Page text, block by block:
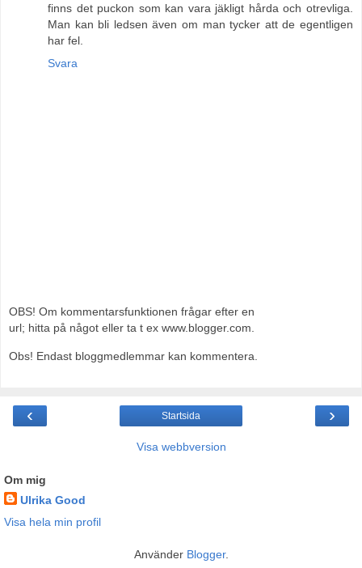
finns det puckon som kan vara jäkligt hårda och otrevliga.
Man kan bli ledsen även om man tycker att de egentligen
har fel.
Svara
OBS! Om kommentarsfunktionen frågar efter en
url; hitta på något eller ta t ex www.blogger.com.
Obs! Endast bloggmedlemmar kan kommentera.
‹ ›
Startsida
Visa webbversion
Om mig
Ulrika Good
Visa hela min profil
Använder Blogger.